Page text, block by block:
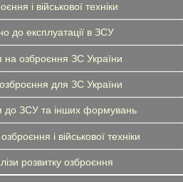
і військової техніки
до експлуатації в ЗСУ
озброєння ЗС України
для ЗС України
до ЗСУ та інших формувань
і військової техніки
розвитку озброєння